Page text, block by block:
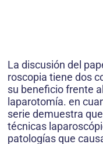
La discusión del
roscopia tiene dos
su beneficio frente
laparotomía. en
serie demuestra
técnicas
patologías que